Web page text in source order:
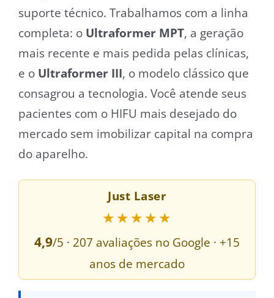
suporte técnico. Trabalhamos com a linha
completa: o Ultraformer MPT, a geração
mais recente e mais pedida pelas clínicas,
e o Ultraformer III, o modelo clássico que
consagrou a tecnologia. Você atende seus
pacientes com o HIFU mais desejado do
mercado sem imobilizar capital na compra
do aparelho.
Just Laser
★★★★★
4,9/5 · 207 avaliações no Google · +15
anos de mercado